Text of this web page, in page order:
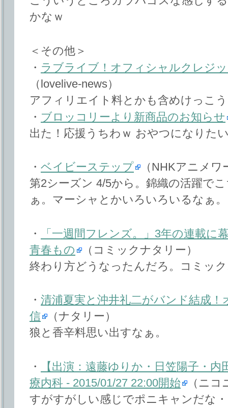
かなｗ
＜その他＞
・ ラブライブ！オフィシャルクレジ
（lovelive-news）
アフィリエイト料とかも含めけっこ
・ ブロッコリーより新商品のお知らせ
出た！応援うちわｗ おやつになりた
・ ベイビーステップ
（NHKアニメワ
第2シーズン 4/5から。錦織の活躍で
ぁ。マーシャとかいろいろいるなぁ。
・
「一週間フレンズ。」3年の連載に
青春もの
（コミックナタリー）
終わり方どうなったんだろ。コミッ
・ 清浦夏実と沖井礼二がバンド結成
信
（ナタリー）
狼と香辛料思い出すなぁ。
・
【出演：遠藤ゆりか・日笠陽子・
療内科 - 2015/01/27 22:00開始
（ニ
すがすがしい感じでポニキャンだな